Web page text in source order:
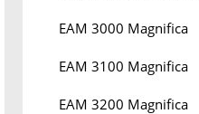
EAM 3000 Magnifica
EAM 3100 Magnifica
EAM 3200 Magnifica